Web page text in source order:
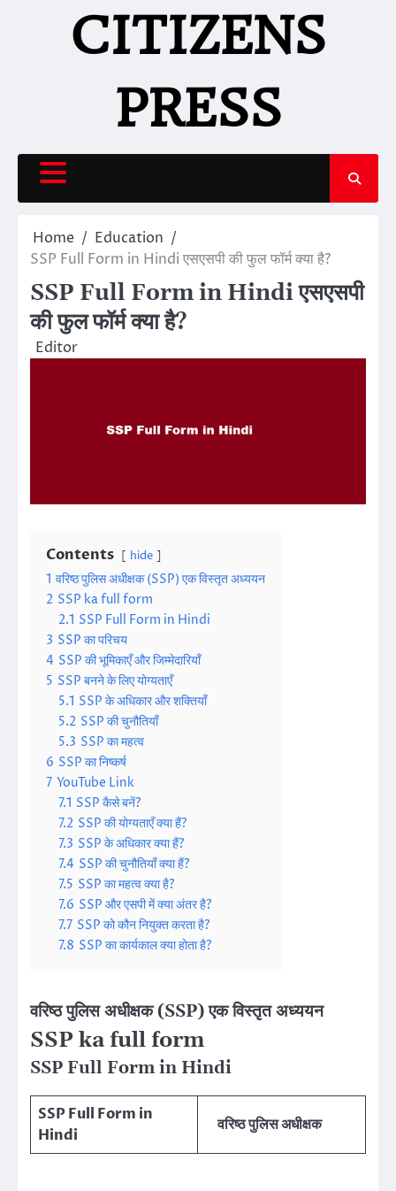
CITIZENS
PRESS
Home
Education
SSP Full Form in Hindi एसएसपी की फुल फॉर्म क्या है?
SSP Full Form in Hindi एसएसपी
की फुल फॉर्म क्या है?
Editor
Contents hide
1 वरिष्ठ पुलिस अधीक्षक (SSP) एक विस्तृत अध्ययन
2 SSP ka full form
2.1 SSP Full Form in Hindi
3 SSP का परिचय
4 SSP की भूमिकाएँ और जिम्मेदारियाँ
5 SSP बनने के लिए योग्यताएँ
5.1 SSP के अधिकार और शक्तियाँ
5.2 SSP की चुनौतियाँ
5.3 SSP का महत्व
6 SSP का निष्कर्ष
7 YouTube Link
7.1 SSP कैसे बनें?
7.2 SSP की योग्यताएँ क्या हैं?
7.3 SSP के अधिकार क्या हैं?
7.4 SSP की चुनौतियाँ क्या हैं?
7.5 SSP का महत्व क्या है?
7.6 SSP और एसपी में क्या अंतर है?
7.7 SSP को कौन नियुक्त करता है?
7.8 SSP का कार्यकाल क्या होता है?
वरिष्ठ पुलिस अधीक्षक (SSP) एक विस्तृत अध्ययन
SSP ka full form
SSP Full Form in Hindi
SSP Full Form in
Hindi
वरिष्ठ पुलिस अधीक्षक